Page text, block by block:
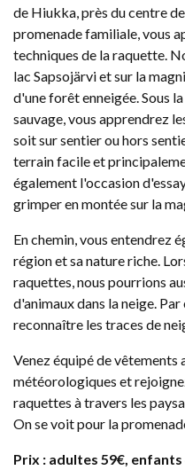
de Hiukka, près du centre
promenade familiale, vous
techniques de la raquette.
lac Sapsojärvi et sur la
d'une forêt enneigée. Sous
sauvage, vous apprendrez
soit sur sentier ou hors
terrain facile et
également l'occasion
grimper en montée sur la
En chemin, vous entendrez
région et sa nature riche.
raquettes, nous pourrions
d'animaux dans la neige.
reconnaître les traces de
Venez équipé de vêtements
météorologiques et
raquettes à travers les
On se voit pour la
Prix : adultes 59€, enfants